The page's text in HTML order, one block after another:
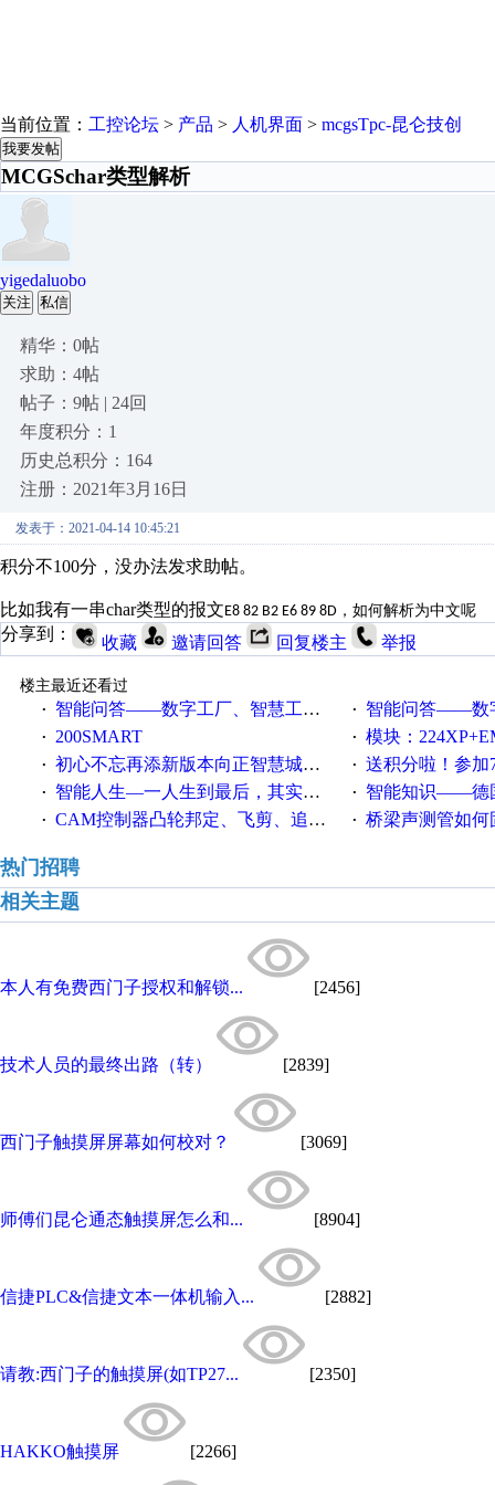
当前位置： 工控论坛 > 产品 > 人机界面 > mcgsTpc-昆仑技创
我要发帖
MCGSchar类型解析
yigedaluobo
关注 私信
精华：0帖
求助：4帖
帖子：9帖 | 24回
年度积分：1
历史总积分：164
注册：2021年3月16日
发表于：2021-04-14 10:45:21
积分不100分，没办法发求助帖。
比如我有一串char类型的报文E8 82 B2 E6 89 8D，如何解析为中文呢
分享到： 收藏 邀请回答 回复楼主 举报
楼主最近还看过
·
智能问答——数字工厂、智慧工厂和智能制造三者的区别是什么？ · 智能问答——数字化工厂与
· 200SMART · 模块：
· 初心不忘再添新版本向正智慧城市云展厅3.0版亮相 · 送积分啦！参加7月6日
· 智能人生—一人生到最后，其实拼的都是人品 · 智能知识——德国工业崛起
· CAM控制器凸轮邦定、飞剪、追剪等C功能块 · 桥梁声测管如何固
热门招聘
相关主题
本人有免费西门子授权和解锁... [2456]
技术人员的最终出路（转） [2839]
西门子触摸屏屏幕如何校对？ [3069]
师傅们昆仑通态触摸屏怎么和... [8904]
信捷PLC&信捷文本一体机输入... [2882]
请教:西门子的触摸屏(如TP27... [2350]
HAKKO触摸屏 [2266]